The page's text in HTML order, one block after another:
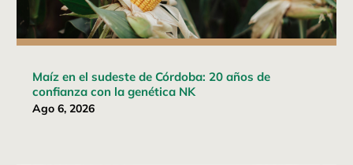
Maíz en el sudeste de Córdoba: 20 años de
confianza con la genética NK
Ago 6, 2026